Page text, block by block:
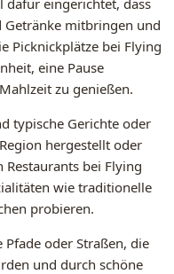
Getränke mitbringen und
Picknickplätze bei Flying
eine Pause
zu genießen.
typische Gerichte oder
hergestellt oder
bei Flying
wie traditionelle
probieren.
oder Straßen, die
und durch schöne